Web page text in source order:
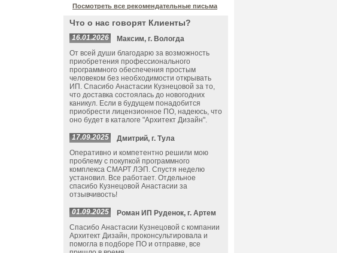
Посмотреть все рекомендательные письма
Что о нас говорят Клиенты?
16.01.2026
Максим, г. Вологда
От всей души благодарю за возможность
приобретения профессионального
программного обеспечения простым
человеком без необходимости открывать
ИП. Спасибо Анастасии Кузнецовой за то,
что доставка состоялась до новогодних
каникул. Если в будущем понадобится
приобрести лицензионное ПО, надеюсь, что
оно будет в каталоге "Архитект Дизайн".
17.09.2025
Дмитрий, г. Тула
Оперативно и компетентно решили мою
проблему с покупкой программного
комплекса СМАРТ ЛЭП. Спустя неделю
установил. Все работает. Отдельное
спасибо Кузнецовой Анастасии за
отзывчивость!
01.09.2025
Роман ИП Руденок, г. Артем
Спасибо Анастасии Кузнецовой с компании
Архитект Дизайн, проконсультировала и
помогла в подборе ПО и отправке, все